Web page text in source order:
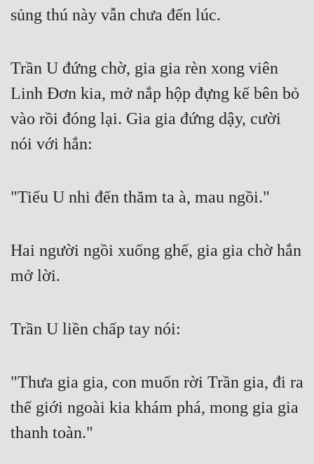
sủng thú này vẫn chưa đến lúc.
Trần U đứng chờ, gia gia rèn xong viên
Linh Đơn kia, mở nắp hộp đựng kế bên bỏ
vào rồi đóng lại. Gia gia đứng dậy, cười
nói với hắn:
"Tiểu U nhi đến thăm ta à, mau ngồi."
Hai người ngồi xuống ghế, gia gia chờ hắn
mở lời.
Trần U liền chấp tay nói:
"Thưa gia gia, con muốn rời Trần gia, đi ra
thế giới ngoài kia khám phá, mong gia gia
thanh toàn."